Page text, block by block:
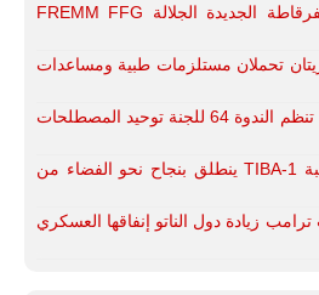
البحرية المصرية تتسلم الفرقاطة الجديدة الجلالة FREMM FFG
تحملان مستلزمات طبية ومساعدات
مصر | جامعة الدول العربية تنظم الندوة 64 للجنة توحيد المصطلحات
قمر الاتصالات المصري طيبة TIBA-1 ينطلق بنجاح نحو الفضاء من
زيادة دول الناتو إنفاقها العسكري